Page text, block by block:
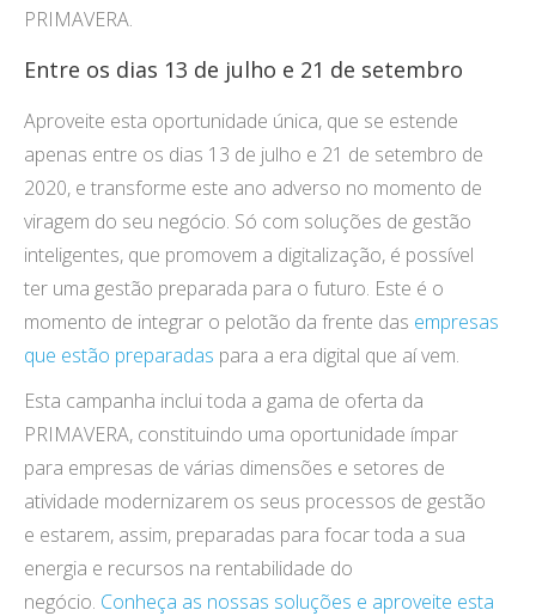
PRIMAVERA.
Entre os dias 13 de julho e 21 de setembro
Aproveite esta oportunidade única, que se estende
apenas entre os dias 13 de julho e 21 de setembro de
2020, e transforme este ano adverso no momento de
viragem do seu negócio. Só com soluções de gestão
inteligentes, que promovem a digitalização, é possível
ter uma gestão preparada para o futuro. Este é o
momento de integrar o pelotão da frente das empresas
que estão preparadas para a era digital que aí vem.
Esta campanha inclui toda a gama de oferta da
PRIMAVERA, constituindo uma oportunidade ímpar
para empresas de várias dimensões e setores de
atividade modernizarem os seus processos de gestão
e estarem, assim, preparadas para focar toda a sua
energia e recursos na rentabilidade do
negócio. Conheça as nossas soluções e aproveite esta